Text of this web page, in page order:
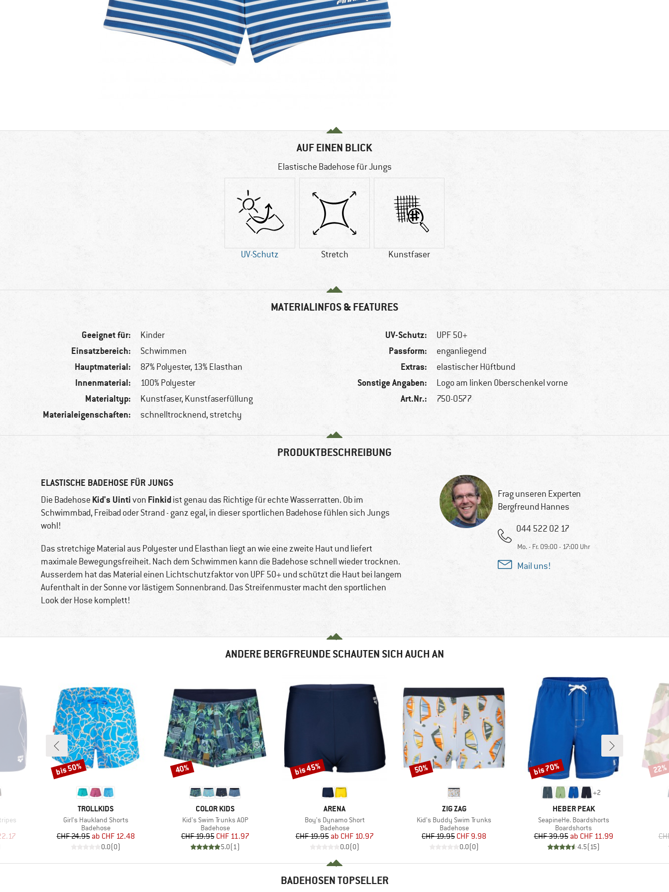
AUF EINEN BLICK
Elastische Badehose für Jungs
UV-Schutz Stretch Kunstfaser
MATERIALINFOS & FEATURES
Geeignet für: Kinder
Einsatzbereich: Schwimmen
Hauptmaterial: 87% Polyester, 13% Elasthan
Innenmaterial: 100% Polyester
Materialtyp: Kunstfaser, Kunstfaserfüllung
Materialeigenschaften: schnelltrocknend, stretchy
UV-Schutz: UPF 50+
Passform: enganliegend
Extras: elastischer Hüftbund
Sonstige Angaben: Logo am linken Oberschenkel vorne
Art.Nr.: 750-0577
PRODUKTBESCHREIBUNG
ELASTISCHE BADEHOSE FÜR JUNGS
Die Badehose Kid's Uintivon Finkidist genau das Richtige für echte Wasserratten. Ob im
Schwimmbad, Freibad oder Strand - ganz egal, in dieser sportlichen Badehose fühlen sich Jungs
wohl!
Das stretchige Material aus Polyester und Elasthan liegt an wie eine zweite Haut und liefert
maximale Bewegungsfreiheit. Nach dem Schwimmen kann die Badehose schnell wieder trocknen.
Ausserdem hat das Material einen Lichtschutzfaktor von UPF 50+ und schützt die Haut bei langem
Aufenthalt in der Sonne vor lästigem Sonnenbrand. Das Streifenmuster macht den sportlichen
Look der Hose komplett!
Frag unseren Experten
Bergfreund Hannes
044 522 02 17
Mo. - Fr. 09:00 - 17:00 Uhr
Mail uns!
ANDERE BERGFREUNDE SCHAUTEN SICH AUCH AN
Preis
MARKE
TROLLKIDS
Artikel
Girl's Haukland Shorts
Produktgruppe
Badehose
Preis
CHF 24.95 reduzierter Preis
ab CHF 12.48
0.0(0)
Rabatt
bis 50%
MARKE
COLOR KIDS
Artikel
Kid's Swim Trunks AOP
Produktgruppe
Badehose
Preis
CHF 19.95reduzierter Preis
CHF 11.97
5.0(1)
Rabatt
40%
MARKE
ARENA
Artikel
Boy's Dynamo Short
Produktgruppe
Badehose
Preis
CHF 19.95 reduzierter Preis
ab CHF 10.97
0.0(0)
Rabatt
bis 45%
MARKE
ZIG ZAG
Artikel
Kid's Buddy Swim Trunks
Produktgruppe
Badehose
Preis
CHF 19.95reduzierter Preis
CHF 9.98
0.0(0)
Rabatt
50%
+2
MARKE
HEBER PEAK
Artikel
SeapineHe. Boardshorts
Produktgruppe
Boardshorts
Preis
CHF 39.95 reduzierter Preis
ab CHF 11.99
4.5(15)
Rabatt
bis 70% 22%
BADEHOSEN TOPSELLER